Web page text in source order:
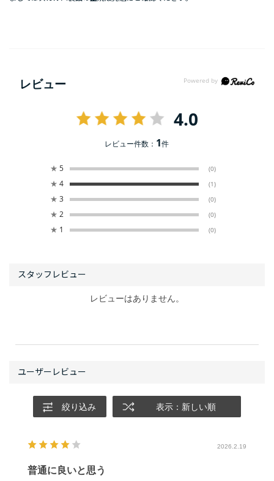
レビュー
4.0
レビュー件数： 1件
★ 5 (0)
★ 4 (1)
★ 3 (0)
★ 2 (0)
★ 1 (0)
絞り込み 表示：新しい順
2026.2.19
普通に良いと思う
レビューはありません。